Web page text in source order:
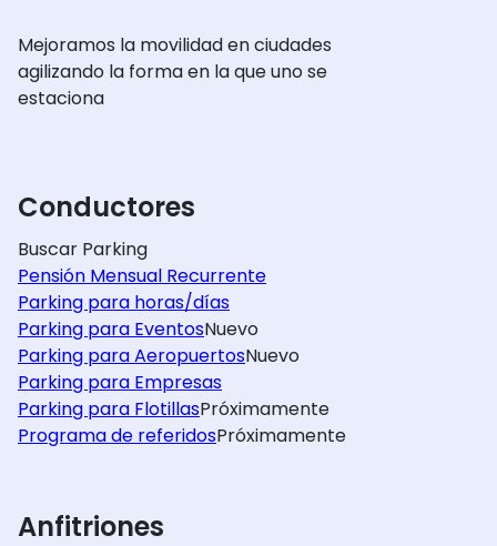
Mejoramos la movilidad en ciudades
agilizando la forma en la que uno se
estaciona
Conductores
Buscar Parking
Pensión Mensual Recurrente
Parking para horas/días
Parking para EventosNuevo
Parking para AeropuertosNuevo
Parking para Empresas
Parking para FlotillasPróximamente
Programa de referidosPróximamente
Anfitriones